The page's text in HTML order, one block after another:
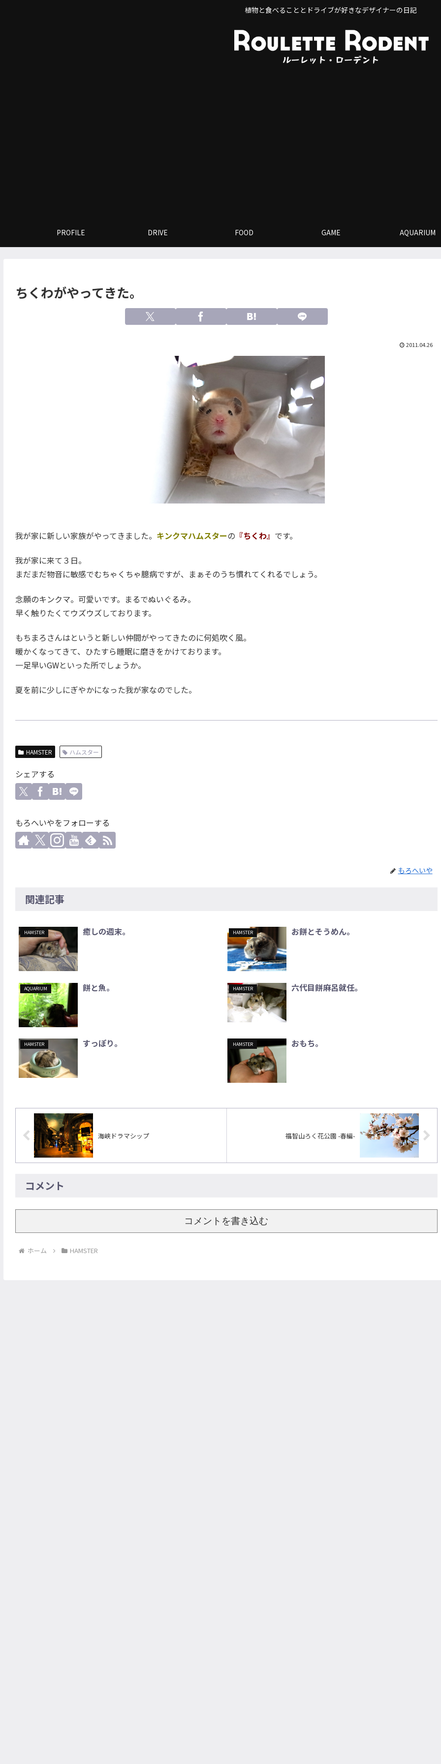
植物と食べることとドライブが好きなデザイナーの日記
PROFILE DRIVE FOOD GAME AQUARIUM
ちくわがやってきた。
2011.04.26
我が家に新しい家族がやってきました。 キンクマハムスターの 『ちくわ』 です。
我が家に来て３日。
まだまだ物音に敏感でむちゃくちゃ臆病ですが、まぁそのうち慣れてくれるでしょう。
念願のキンクマ。可愛いです。まるでぬいぐるみ。
早く触りたくてウズウズしております。
もちまろさんはというと新しい仲間がやってきたのに何処吹く風。
暖かくなってきて、ひたすら睡眠に磨きをかけております。
一足早いGWといった所でしょうか。
夏を前に少しにぎやかになった我が家なのでした。
HAMSTER ハムスター
シェアする
もろへいやをフォローする
もろへいや
関連記事
HAMSTER 癒しの週末。 HAMSTER お餅とそうめん。
AQUARIUM 餅と魚。 HAMSTER 六代目餅麻呂就任。
HAMSTER すっぽり。 HAMSTER おもち。
海峡ドラマシップ 福智山ろく花公園 -春編-
コメント
コメントを書き込む
ホーム HAMSTER